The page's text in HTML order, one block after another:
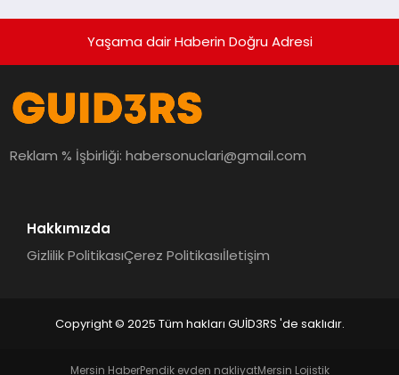
Yaşama dair Haberin Doğru Adresi
Reklam % İşbirliği:habersonuclari@gmail.com
Hakkımızda
Gizlilik PolitikasıÇerez Politikasıİletişim
Copyright © 2025 Tüm hakları GUİD3RS 'de saklıdır.
Mersin HaberPendik evden nakliyatMersin Lojistik